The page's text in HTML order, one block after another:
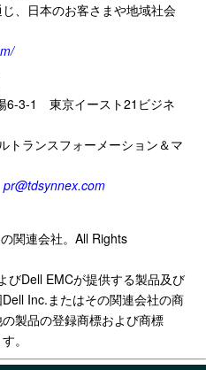
、日本のお客さまや地域社会
6-3-1 東京イースト21 ビジネ
ランスフォーメーション＆マ
pr@tdsynnex.com
関連会社。All Rights
びDell EMCが提供する製品及び
Inc.またはその関連会社の商
製品の登録商標および商標
。